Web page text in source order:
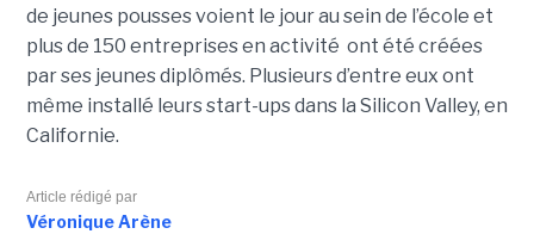
de jeunes pousses voient le jour au sein de l’école et
plus de 150 entreprises en activité ont été créées
par ses jeunes diplômés. Plusieurs d’entre eux ont
même installé leurs start-ups dans la Silicon Valley, en
Californie.
Article rédigé par
Véronique Arène